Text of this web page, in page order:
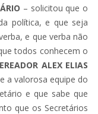
– solicitou que o
política, e que seja
e que verba não
todos conhecem o
ALEX ELIAS
a valorosa equipe do
e que sabe que
que os Secretários